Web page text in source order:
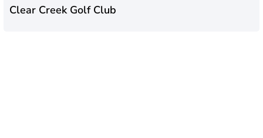
Clear Creek Golf Club